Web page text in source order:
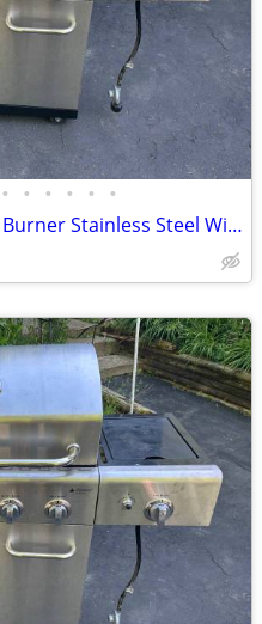
• • • • • •
Weber Charbroil Kenmore 4 Burner Stainless Steel With Side Burner